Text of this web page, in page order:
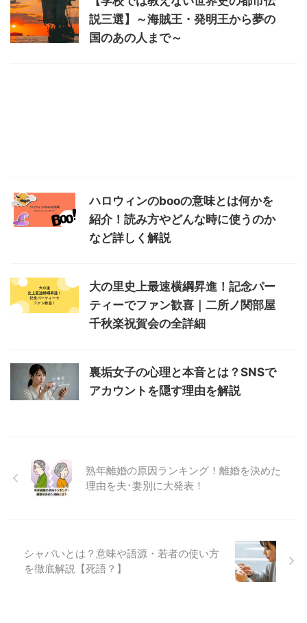
説三選】～海賊王・発明王から夢の
国のあの人まで～
ハロウィンのbooの意味とは何かを
紹介！読み方やどんな時に使うのか
など詳しく解説
大の里史上最速横綱昇進！記念パー
ティーでファン歓喜｜二所ノ関部屋
千秋楽祝賀会の全詳細
裏垢女子の心理と本音とは？SNSで
アカウントを隠す理由を解説
熟年離婚の原因ランキング！離婚を決めた
理由を夫･妻別に大発表！
シャバいとは？意味や語源・若者の使い方
を徹底解説【死語？】